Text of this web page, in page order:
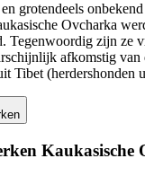
grotendeels
Ovcharka
Tegenwoordig zijn ze
afkomstig van
Tibet (herdershonden
Kaukasische